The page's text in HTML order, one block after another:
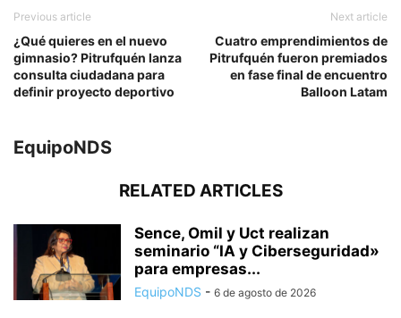
Previous article
¿Qué quieres en el nuevo
gimnasio? Pitrufquén lanza
consulta ciudadana para
definir proyecto deportivo
Next article
Cuatro emprendimientos de
Pitrufquén fueron premiados
en fase final de encuentro
Balloon Latam
EquipoNDS
RELATED ARTICLES
Sence, Omil y Uct realizan
seminario “IA y Ciberseguridad»
para empresas...
EquipoNDS - 6 de agosto de 2026